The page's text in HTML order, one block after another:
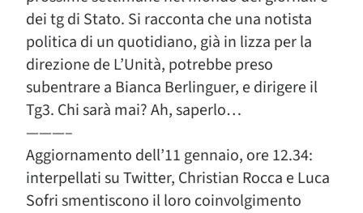
dei tg di Stato. Si racconta che una notista
politica di un quotidiano, già in lizza per la
direzione de L’Unità, potrebbe preso
subentrare a Bianca Berlinguer, e dirigere il
Tg3. Chi sarà mai? Ah, saperlo…
———–
Aggiornamento dell’11 gennaio, ore 12.34:
interpellati su Twitter, Christian Rocca e Luca
Sofri smentiscono il loro coinvolgimento